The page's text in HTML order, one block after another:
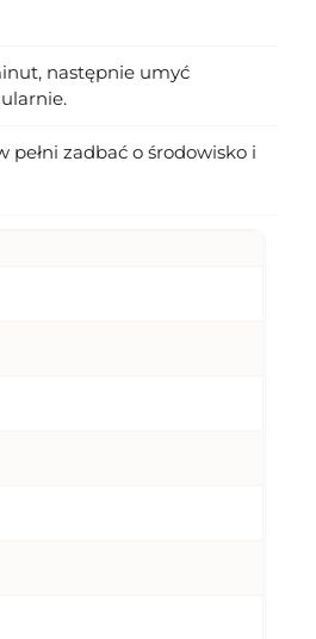
następnie umyć
zadbać o środowisko i